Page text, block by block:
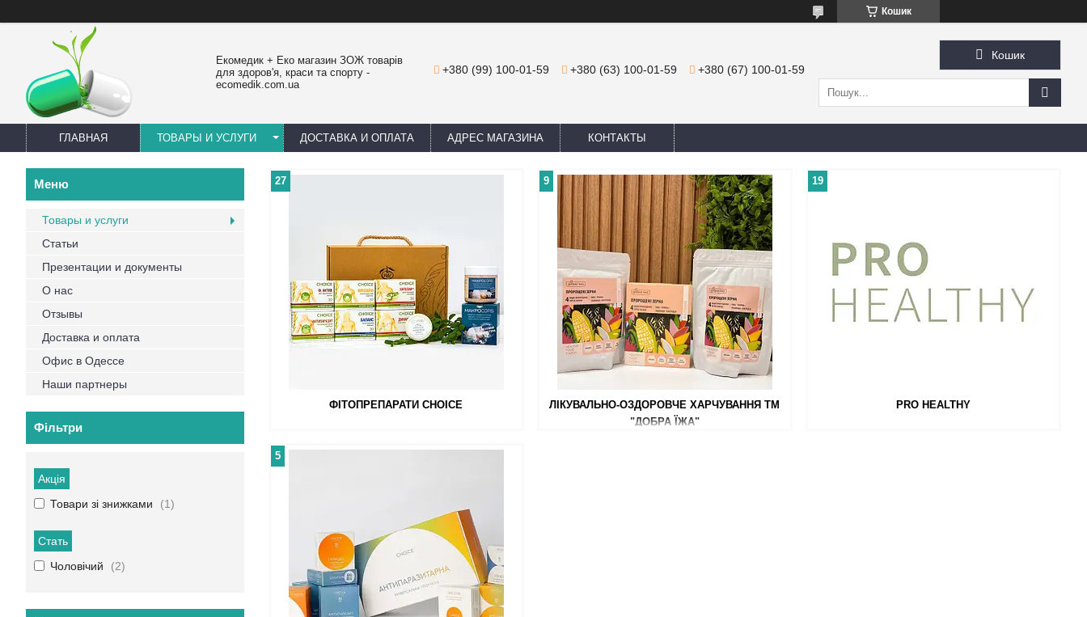
Кошик
Екомедик + Еко магазин ЗОЖ товарів
для здоров'я, краси та спорту -
ecomedik.com.ua
+380 (99) 100-01-59 +380 (63) 100-01-59 +380 (67) 100-01-59
Кошик
ГЛАВНАЯ ТОВАРЫ И УСЛУГИ ДОСТАВКА И ОПЛАТА АДРЕС МАГАЗИНА КОНТАКТЫ
ФІТОПРЕПАРАТИ CHOICE
27
ЛІКУВАЛЬНО-ОЗДОРОВЧЕ ХАРЧУВАННЯ ТМ
"ДОБРА ЇЖА"
9
PRO HEALTHY
19
5
Товары и услуги
Статьи
Презентации и документы
О нас
Отзывы
Доставка и оплата
Офис в Одессе
Наши партнеры
Фільтри
Акція
Товари зі знижками
1
Стать
Чоловічий
2